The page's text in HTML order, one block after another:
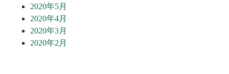
2020年5月
2020年4月
2020年3月
2020年2月